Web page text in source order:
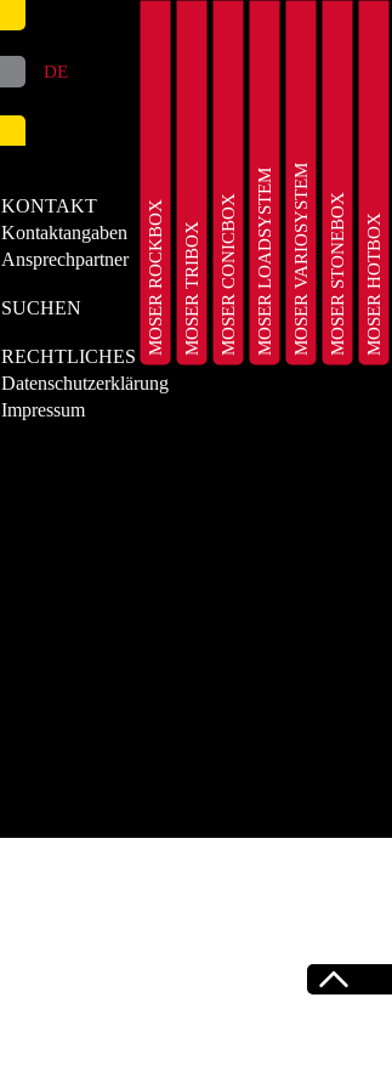
DE
MOSER ROCKBOXMOSER TRIBOXMOSER CONICBOXMOSER LOADSYSTEMMOSER VARIOSYSTEMMOSER STONEBOXMOSER HOTBOX
KONTAKT
Kontaktangaben
Ansprechpartner
SUCHEN
RECHTLICHES
Datenschutzerklärung
Impressum